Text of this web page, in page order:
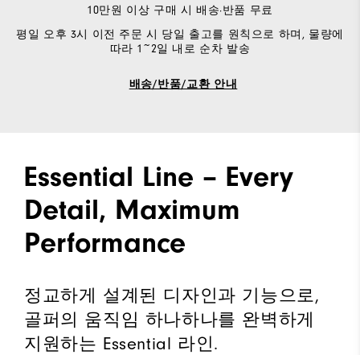
10만원 이상 구매 시 배송·반품 무료
평일 오후 3시 이전 주문 시 당일 출고를 원칙으로 하며, 물량에
따라 1~2일 내로 순차 발송
배송/반품/교환 안내
Essential Line – Every
Detail, Maximum
Performance
정교하게 설계된 디자인과 기능으로,
골퍼의 움직임 하나하나를 완벽하게
지원하는 Essential 라인.